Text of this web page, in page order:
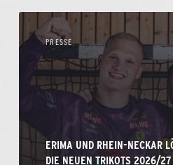
PRESSE
ERIMA UND RHEIN-NECKAR
DIE NEUEN TRIKOTS 2026/27